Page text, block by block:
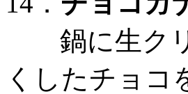
鍋に生クリ
くしたチョコ